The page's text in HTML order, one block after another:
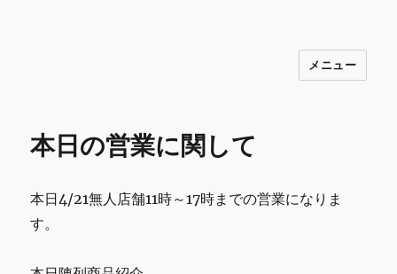
INNOCENCE ～日常に彩りを～ フ
物 etc販売 江戸川区瑞江
メニュー
本日の営業に関して
本日4/21無人店舗11時～17時までの営業になりま
す。